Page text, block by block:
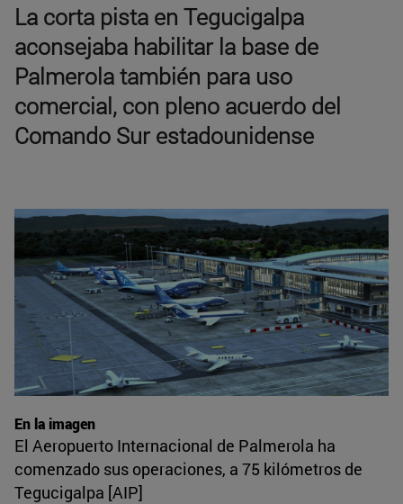
La corta pista en Tegucigalpa
aconsejaba habilitar la base de
Palmerola también para uso
comercial, con pleno acuerdo del
Comando Sur estadounidense
En la imagen
El Aeropuerto Internacional de Palmerola ha
comenzado sus operaciones, a 75 kilómetros de
Tegucigalpa [AIP]